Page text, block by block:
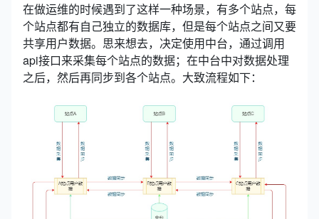
在做运维的时候遇到了这样一种场景，有多个站点，每
个站点都有自己独立的数据库，但是每个站点之间又要
共享用户数据。思来想去，决定使用中台，通过调用
api接口来采集每个站点的数据；在中台中对数据处理
之后，然后再同步到各个站点。大致流程如下：